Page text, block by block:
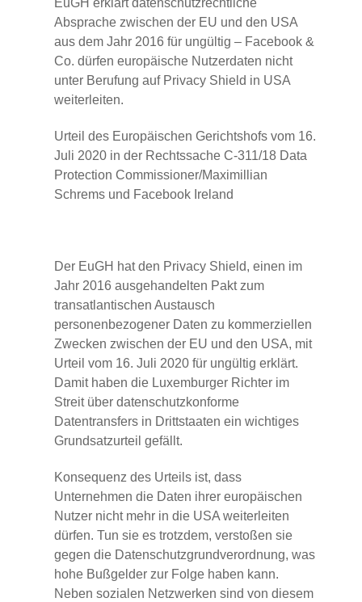
EuGH erklärt datenschutzrechtliche
Absprache zwischen der EU und den USA
aus dem Jahr 2016 für ungültig – Facebook &
Co. dürfen europäische Nutzerdaten nicht
unter Berufung auf Privacy Shield in USA
weiterleiten.
Urteil des Europäischen Gerichtshofs vom 16.
Juli 2020 in der Rechtssache C-311/18 Data
Protection Commissioner/Maximillian
Schrems und Facebook Ireland
Der EuGH hat den Privacy Shield, einen im
Jahr 2016 ausgehandelten Pakt zum
transatlantischen Austausch
personenbezogener Daten zu kommerziellen
Zwecken zwischen der EU und den USA, mit
Urteil vom 16. Juli 2020 für ungültig erklärt.
Damit haben die Luxemburger Richter im
Streit über datenschutzkonforme
Datentransfers in Drittstaaten ein wichtiges
Grundsatzurteil gefällt.
Konsequenz des Urteils ist, dass
Unternehmen die Daten ihrer europäischen
Nutzer nicht mehr in die USA weiterleiten
dürfen. Tun sie es trotzdem, verstoßen sie
gegen die Datenschutzgrundverordnung, was
hohe Bußgelder zur Folge haben kann.
Neben sozialen Netzwerken sind von diesem